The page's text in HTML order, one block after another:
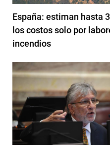
España: estiman hasta
los costos solo por
incendios